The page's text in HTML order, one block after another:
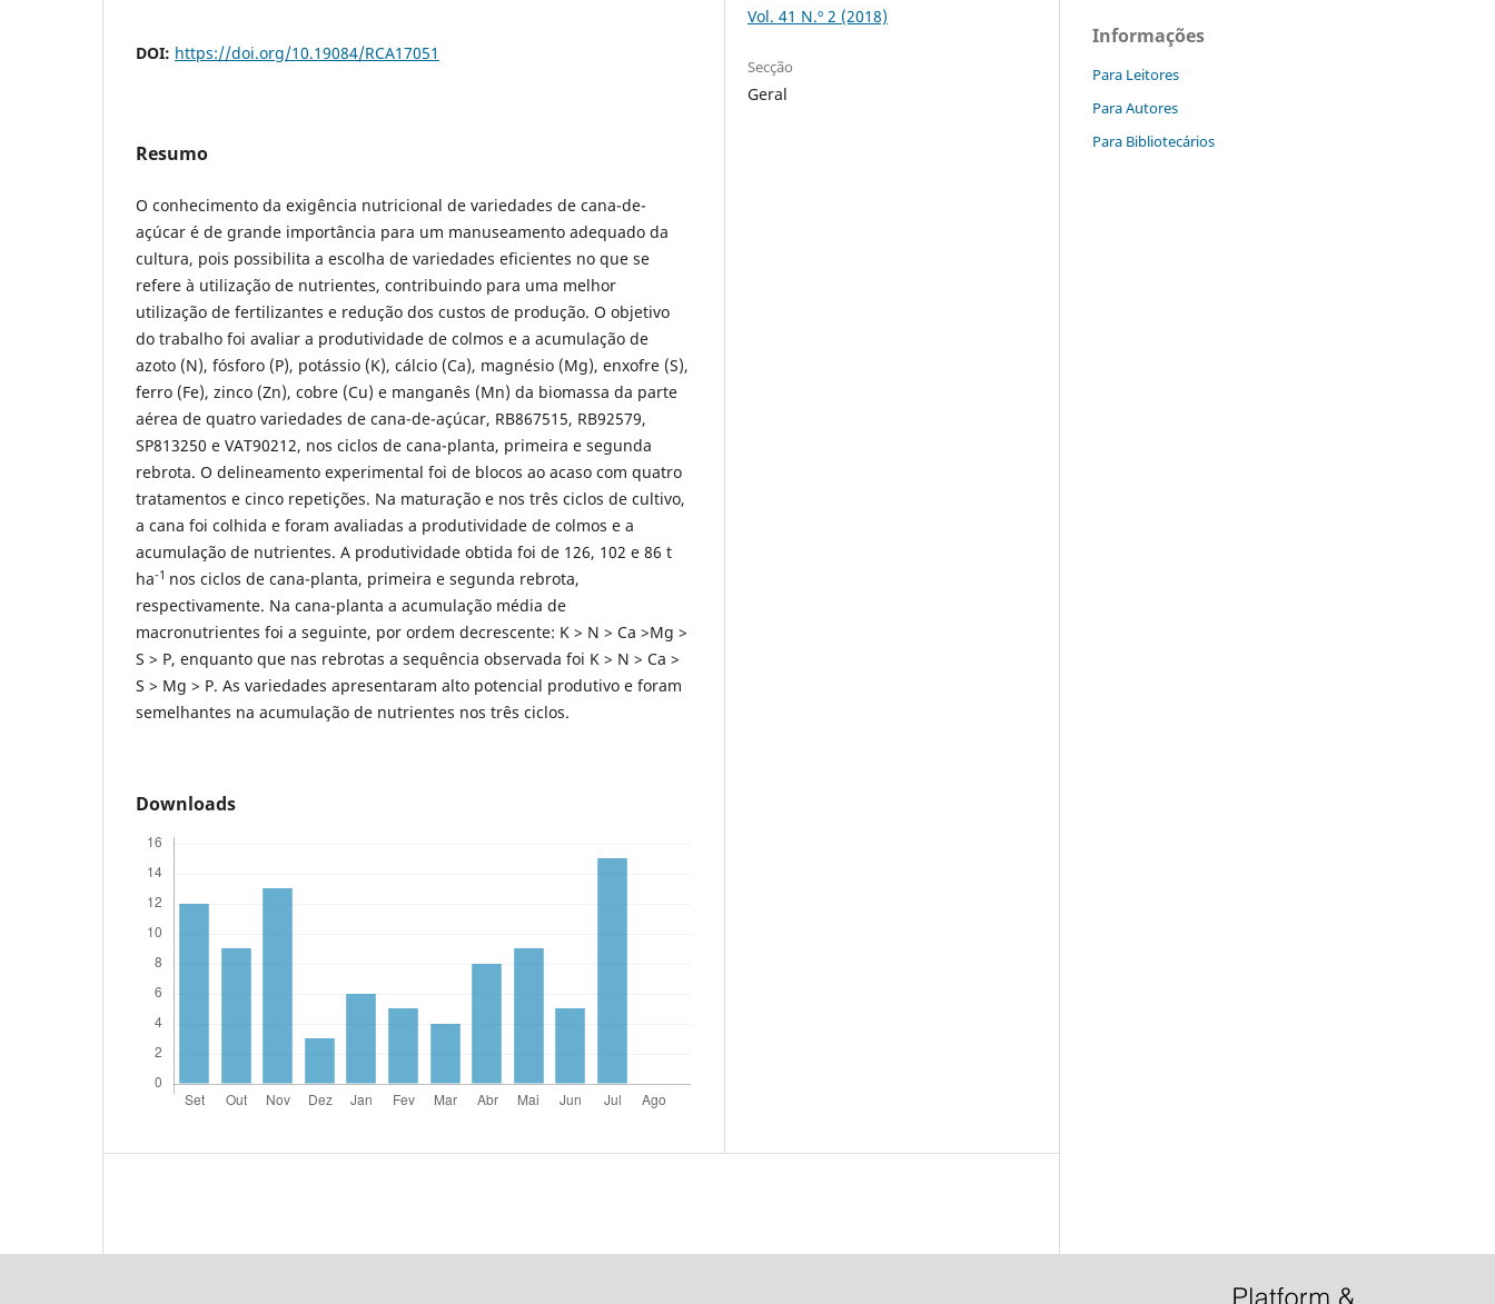
DOI: https://doi.org/10.19084/RCA17051
Resumo
O conhecimento da exigência nutricional de variedades de cana-de-
açúcar é de grande importância para um manuseamento adequado da
cultura, pois possibilita a escolha de variedades eficientes no que se
refere à utilização de nutrientes, contribuindo para uma melhor
utilização de fertilizantes e redução dos custos de produção. O objetivo
do trabalho foi avaliar a produtividade de colmos e a acumulação de
azoto (N), fósforo (P), potássio (K), cálcio (Ca), magnésio (Mg), enxofre (S),
ferro (Fe), zinco (Zn), cobre (Cu) e manganês (Mn) da biomassa da parte
aérea de quatro variedades de cana-de-açúcar, RB867515, RB92579,
SP813250 e VAT90212, nos ciclos de cana-planta, primeira e segunda
rebrota. O delineamento experimental foi de blocos ao acaso com quatro
tratamentos e cinco repetições. Na maturação e nos três ciclos de cultivo,
a cana foi colhida e foram avaliadas a produtividade de colmos e a
acumulação de nutrientes. A produtividade obtida foi de 126, 102 e 86 t
ha-1 nos ciclos de cana-planta, primeira e segunda rebrota,
respectivamente. Na cana-planta a acumulação média de
macronutrientes foi a seguinte, por ordem decrescente: K > N > Ca >Mg >
S > P, enquanto que nas rebrotas a sequência observada foi K > N > Ca >
S > Mg > P. As variedades apresentaram alto potencial produtivo e foram
semelhantes na acumulação de nutrientes nos três ciclos.
Downloads
Vol. 41 N.º 2 (2018)
Secção
Geral
Informações
Para Leitores
Para Autores
Para Bibliotecários